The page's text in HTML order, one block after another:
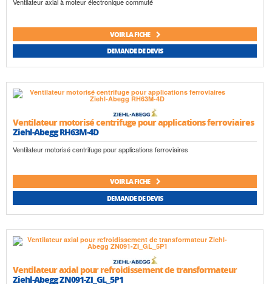
Ventilateur axial à moteur électronique commuté
VOIR LA FICHE
DEMANDE DE DEVIS
Ventilateur motorisé centrifuge pour applications ferroviaires
Ziehl-Abegg RH63M-4D
Ventilateur motorisé centrifuge pour applications ferroviaires
VOIR LA FICHE
DEMANDE DE DEVIS
Ventilateur axial pour refroidissement de transformateur
Ziehl-Abegg ZN091-ZI_GL_5P1